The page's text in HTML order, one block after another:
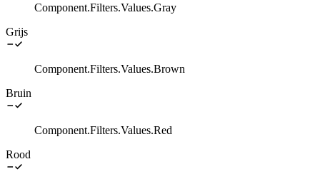
Component.Filters.Values.Gray
Grijs
Component.Filters.Values.Brown
Bruin
Component.Filters.Values.Red
Rood